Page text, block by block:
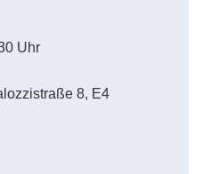
Uhr
8, E4